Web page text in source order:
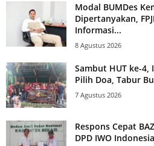
Modal BUMDes
Dipertanyakan,
Informasi...
8 Agustus 2026
Sambut HUT ke-4,
Pilih Doa, Tabur
7 Agustus 2026
Respons Cepat
DPD IWO